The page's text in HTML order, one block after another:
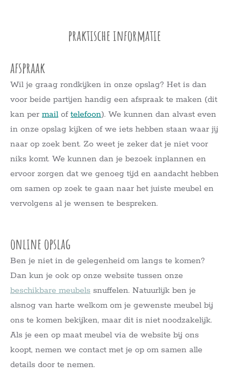
praktische informatie
afspraak
Wil je graag rondkijken in onze opslag? Het is dan
voor beide partijen handig een afspraak te maken (dit
kan per mail oftelefoon). We kunnen dan alvast even
in onze opslag kijken of we iets hebben staan waar jij
naar op zoek bent. Zo weet je zeker dat je niet voor
niks komt. We kunnen dan je bezoek inplannen en
ervoor zorgen dat we genoeg tijd en aandacht hebben
om samen op zoek te gaan naar het juiste meubel en
vervolgens al je wensen te bespreken.
online opslag
Ben je niet in de gelegenheid om langs te komen?
Dan kun je ook op onze website tussen onze
beschikbare meubels snuffelen. Natuurlijk ben je
alsnog van harte welkom om je gewenste meubel bij
ons te komen bekijken, maar dit is niet noodzakelijk.
Als je een op maat meubel via de website bij ons
koopt, nemen we contact met je op om samen alle
details door te nemen.